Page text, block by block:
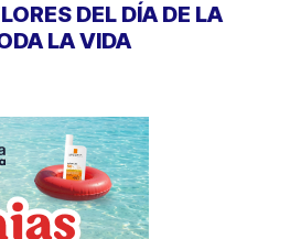
DEL DÍA DE LA
LA VIDA